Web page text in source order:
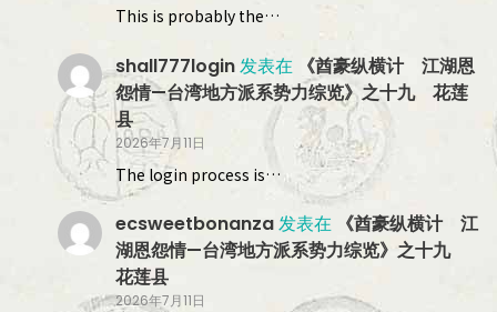
This is probably the…
shall777login发表在 《酋豪纵横计 江湖恩
怨情—台湾地方派系势力综览》之十九 花莲
县
2026年7月11日
The login process is…
ecsweetbonanza发表在 《酋豪纵横计 江
湖恩怨情—台湾地方派系势力综览》之十九
花莲县
2026年7月11日